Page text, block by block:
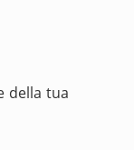
della tua